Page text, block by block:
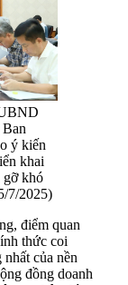
ý kiến
khai
gỡ khó
7/2025)
điểm quan
thức coi
của nền
đồng doanh